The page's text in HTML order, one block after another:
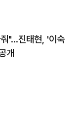
"…진태현, '이숙
개